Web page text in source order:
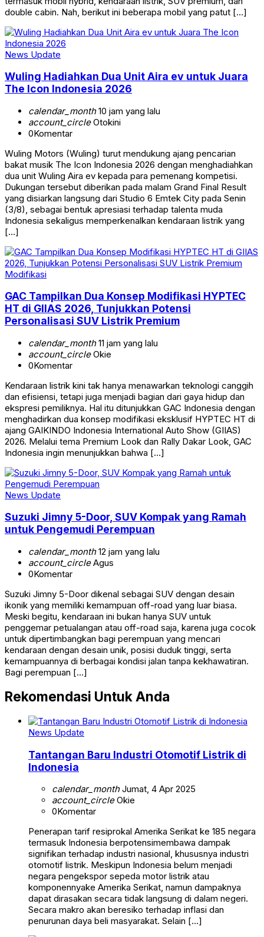
double cabin. Nah, berikut ini beberapa mobil yang patut […]
News Update
Wuling Hadiahkan Dua Unit Aira ev untuk Juara
The Icon Indonesia 2026
calendar_month10 jam yang lalu
account_circleOtokini
0Komentar
Wuling Motors (Wuling) turut mendukung ajang pencarian
bakat musik The Icon Indonesia 2026 dengan menghadiahkan
dua unit Wuling Aira ev kepada para pemenang kompetisi.
Dukungan tersebut diberikan pada malam Grand Final Result
yang disiarkan langsung dari Studio 6 Emtek City pada Senin
(3/8), sebagai bentuk apresiasi terhadap talenta muda
Indonesia sekaligus memperkenalkan kendaraan listrik yang
[…]
Modifikasi
GAC Tampilkan Dua Konsep Modifikasi HYPTEC
HT di GIIAS 2026, Tunjukkan Potensi
Personalisasi SUV Listrik Premium
calendar_month11 jam yang lalu
account_circleOkie
0Komentar
Kendaraan listrik kini tak hanya menawarkan teknologi canggih
dan efisiensi, tetapi juga menjadi bagian dari gaya hidup dan
ekspresi pemiliknya. Hal itu ditunjukkan GAC Indonesia dengan
menghadirkan dua konsep modifikasi eksklusif HYPTEC HT di
ajang GAIKINDO Indonesia International Auto Show (GIIAS)
2026. Melalui tema Premium Look dan Rally Dakar Look, GAC
Indonesia ingin menunjukkan bahwa […]
News Update
Suzuki Jimny 5-Door, SUV Kompak yang Ramah
untuk Pengemudi Perempuan
calendar_month12 jam yang lalu
account_circleAgus
0Komentar
Suzuki Jimny 5-Door dikenal sebagai SUV dengan desain
ikonik yang memiliki kemampuan off-road yang luar biasa.
Meski begitu, kendaraan ini bukan hanya SUV untuk
penggemar petualangan atau off-road saja, karena juga cocok
untuk dipertimbangkan bagi perempuan yang mencari
kendaraan dengan desain unik, posisi duduk tinggi, serta
kemampuannya di berbagai kondisi jalan tanpa kekhawatiran.
Bagi perempuan […]
Rekomendasi Untuk Anda
News Update
Tantangan Baru Industri Otomotif Listrik di
Indonesia
calendar_monthJumat, 4 Apr 2025
account_circleOkie
0Komentar
Penerapan tarif resiprokal Amerika Serikat ke 185 negara
termasuk Indonesia berpotensimembawa dampak
signifikan terhadap industri nasional, khususnya industri
otomotif listrik. Meskipun Indonesia belum menjadi
negara pengekspor sepeda motor listrik atau
komponennyake Amerika Serikat, namun dampaknya
dapat dirasakan secara tidak langsung di dalam negeri.
Secara makro akan beresiko terhadap inflasi dan
penurunan daya beli masyarakat. Selain […]